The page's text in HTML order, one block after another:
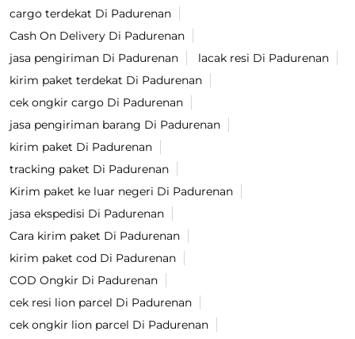
cargo terdekat Di Padurenan
Cash On Delivery Di Padurenan
jasa pengiriman Di Padurenan
lacak resi Di Padurenan
kirim paket terdekat Di Padurenan
cek ongkir cargo Di Padurenan
jasa pengiriman barang Di Padurenan
kirim paket Di Padurenan
tracking paket Di Padurenan
Kirim paket ke luar negeri Di Padurenan
jasa ekspedisi Di Padurenan
Cara kirim paket Di Padurenan
kirim paket cod Di Padurenan
COD Ongkir Di Padurenan
cek resi lion parcel Di Padurenan
cek ongkir lion parcel Di Padurenan